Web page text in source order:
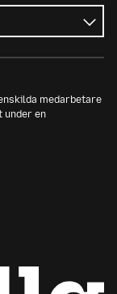
medarbetare
under en